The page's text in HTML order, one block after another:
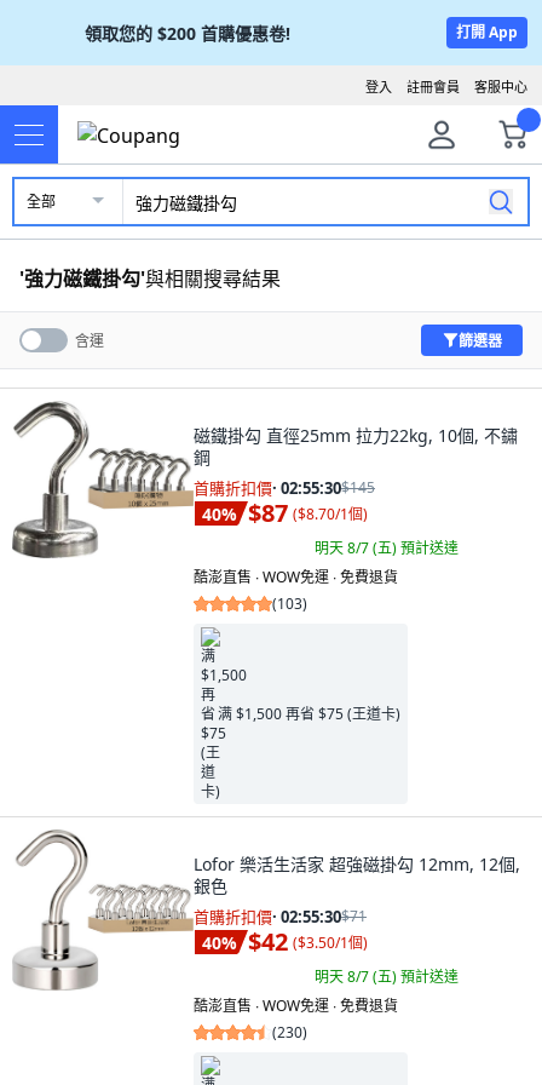
領取您的 $200 首購優惠卷! 打開 App
客服中心
註冊會員
登入
全部
'強力磁鐵掛勾'與相關搜尋結果
含運 篩選器
磁鐵掛勾 直徑25mm 拉力22kg, 10個, 不鏽
鋼
首購折扣價· 02:55:29$145
40% $87 ($8.70/1個)
明天 8/7 (五)預計送達
酷澎直售 ∙ WOW免運 ∙ 免費退貨
(103)
满 $1,500 再省 $75 (王道卡)
Lofor 樂活生活家 超強磁掛勾 12mm, 12個,
銀色
首購折扣價· 02:55:29$71
40% $42 ($3.50/1個)
明天 8/7 (五)預計送達
酷澎直售 ∙ WOW免運 ∙ 免費退貨
(230)